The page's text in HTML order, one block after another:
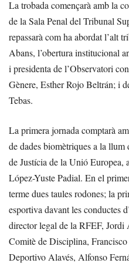
La trobada començarà amb la
de la Sala Penal del Tribunal
repassarà com ha abordat l’alt
Abans, l’obertura institucional
i presidenta de l’Observatori
Gènere, Esther Rojo Beltrán; i
Tebas.
La primera jornada comptarà
de dades biomètriques a la
de Justícia de la Unió Europea,
López-Yuste Padial. En el
terme dues taules rodones; la
esportiva davant les conductes
director legal de la RFEF, Jordi
Comitè de Disciplina,
Deportivo Alavés, Alfonso